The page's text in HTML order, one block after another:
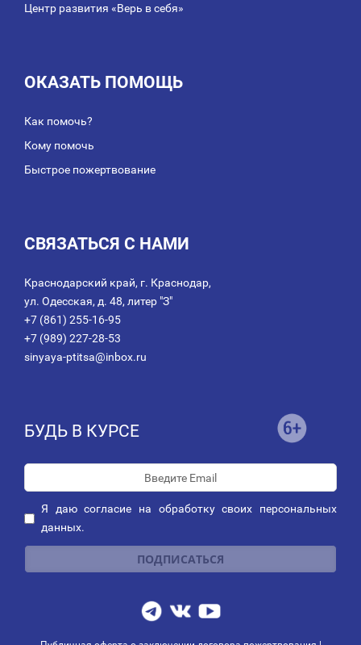
Центр развития «Верь в себя»
ОКАЗАТЬ ПОМОЩЬ
Как помочь?
Кому помочь
Быстрое пожертвование
СВЯЗАТЬСЯ С НАМИ
Краснодарский край, г. Краснодар,
ул. Одесская, д. 48, литер "З"
+7 (861) 255-16-95
+7 (989) 227-28-53
sinyaya-ptitsa@inbox.ru
БУДЬ В КУРСЕ
Я даюсогласие на обработку своих персональных
данных.